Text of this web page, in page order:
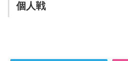
個人戦